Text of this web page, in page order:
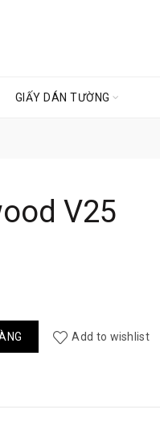
GIẤY DÁN TƯỜNG
V25
Add to wishlist